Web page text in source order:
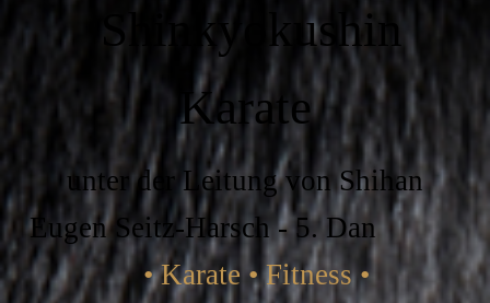
Shinkyokushin
Karate
unter der Leitung von Shihan
Eugen Seitz-Harsch - 5. Dan
• Karate • Fitness •